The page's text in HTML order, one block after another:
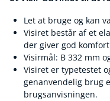
Let at bruge og kan
Visiret består af et
der giver god
Visirmål: B 332 mm
Visiret er typetestet
genanvendelig brug
brugsanvisningen.